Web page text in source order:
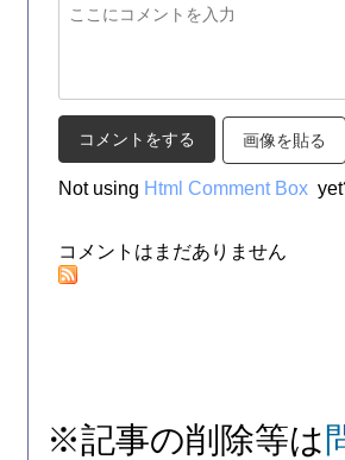
画像を貼る
Not using Html Comment Box
コメントはまだありません
※記事の削除等は